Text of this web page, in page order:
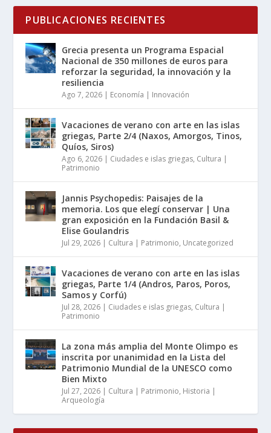
PUBLICACIONES RECIENTES
Grecia presenta un Programa Espacial
Nacional de 350 millones de euros para
reforzar la seguridad, la innovación y la
resiliencia
Ago 7, 2026 | Economía | Innovación
Vacaciones de verano con arte en las islas
griegas, Parte 2/4 (Naxos, Amorgos, Tinos,
Quíos, Siros)
Ago 6, 2026 | Ciudades e islas griegas, Cultura |
Patrimonio
Jannis Psychopedis: Paisajes de la
memoria. Los que elegí conservar | Una
gran exposición en la Fundación Basil &
Elise Goulandris
Jul 29, 2026 | Cultura | Patrimonio, Uncategorized
Vacaciones de verano con arte en las islas
griegas, Parte 1/4 (Andros, Paros, Poros,
Samos y Corfú)
Jul 28, 2026 | Ciudades e islas griegas, Cultura |
Patrimonio
La zona más amplia del Monte Olimpo es
inscrita por unanimidad en la Lista del
Patrimonio Mundial de la UNESCO como
Bien Mixto
Jul 27, 2026 | Cultura | Patrimonio, Historia |
Arqueología